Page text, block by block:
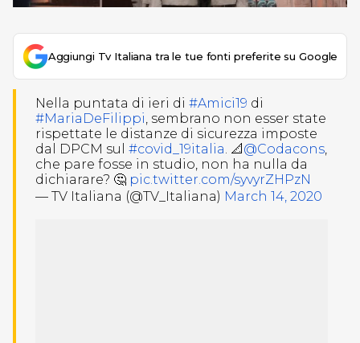
Aggiungi Tv Italiana tra le tue fonti preferite su Google
Nella puntata di ieri di #Amici19 di
#MariaDeFilippi, sembrano non esser state
rispettate le distanze di sicurezza imposte
dal DPCM sul #covid_19italia. 📐 @Codacons,
che pare fosse in studio, non ha nulla da
dichiarare? 🤔 pic.twitter.com/syvyrZHPzN
— TV Italiana (@TV_Italiana) March 14, 2020